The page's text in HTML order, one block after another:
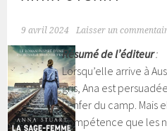
9 avril 2024 Laisser un
Résumé de l’éditeur:
Lorsqu’elle arrive à
gris, Ana est
l’enfer du camp. Mais
compétence que les